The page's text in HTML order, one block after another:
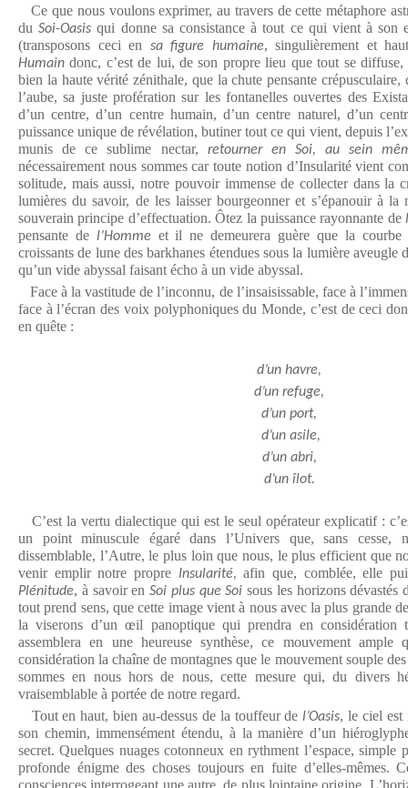
Ce que nous voulons exprimer, au travers de cette métaphore
duSoi-Oasis qui donne sa consistance à tout ce qui vient à son
(transposons ceci en sa figure humaine, singulièrement et
Humain donc, c’est de lui, de son propre lieu que tout se diffuse,
bien la haute vérité zénithale, que la chute pensante crépusculaire,
l’aube, sa juste profération sur les fontanelles ouvertes des
d’un centre, d’un centre humain, d’un centre naturel, d’un
puissance unique de révélation, butiner tout ce qui vient, depuis
munis de ce sublime nectar, retourner en Soi, au sein
nécessairement nous sommes car toute notion d’Insularité vient
solitude, mais aussi, notre pouvoir immense de collecter dans la
lumières du savoir, de les laisser bourgeonner et s’épanouir à la
souverain principe d’effectuation. Ôtez la puissance rayonnante de
pensante de l’Homme et il ne demeurera guère que la courbe
croissants de lune des barkhanes étendues sous la lumière aveugle
qu’un vide abyssal faisant écho à un vide abyssal.
Face à la vastitude de l’inconnu, de l’insaisissable, face à
face à l’écran des voix polyphoniques du Monde, c’est de ceci
en quête :
d’un havre,
d’un refuge,
d’un port,
d’un asile,
d’un abri,
d’un îlot.
C’est la vertu dialectique qui est le seul opérateur explicatif :
un point minuscule égaré dans l’Univers que, sans cesse,
dissemblable, l’Autre, le plus loin que nous, le plus efficient que
venir emplir notre propre Insularité, afin que, comblée, elle
Plénitude, à savoir enSoi plus que Soi sous les horizons dévastés
tout prend sens, que cette image vient à nous avec la plus grande
la viserons d’un œil panoptique qui prendra en considération
assemblera en une heureuse synthèse, ce mouvement
considération la chaîne de montagnes que le mouvement souple
sommes en nous hors de nous, cette mesure qui, du divers
vraisemblable à portée de notre regard.
Tout en haut, bien au-dessus de la touffeur de l’Oasis, le ciel est
son chemin, immensément étendu, à la manière d’un
secret. Quelques nuages cotonneux en rythment l’espace, simple
profonde énigme des choses toujours en fuite d’elles-mêmes.
consciences interrogeant une autre, de plus lointaine origine.